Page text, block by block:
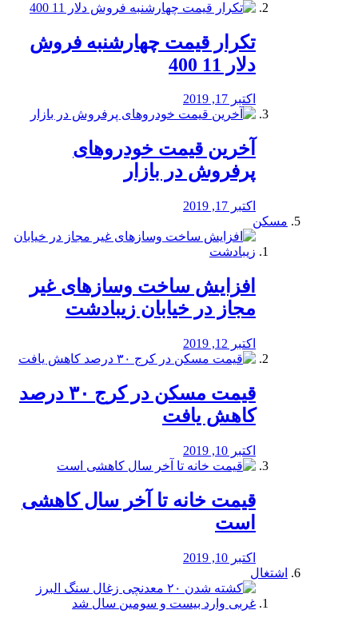
تکرار قیمت چهارشنبه فروش
دلار 11 400
اکتبر 17, 2019
آخرین قیمت خودرو‌های
پرفروش در بازار
اکتبر 17, 2019
مسکن
افزایش ساخت وسازهای غیر
مجاز در خیابان زیبادشت
اکتبر 12, 2019
️قیمت مسکن در کرج ۳۰ درصد
کاهش یافت
اکتبر 10, 2019
قیمت خانه تا آخر سال کاهشی
است
اکتبر 10, 2019
اشتغال